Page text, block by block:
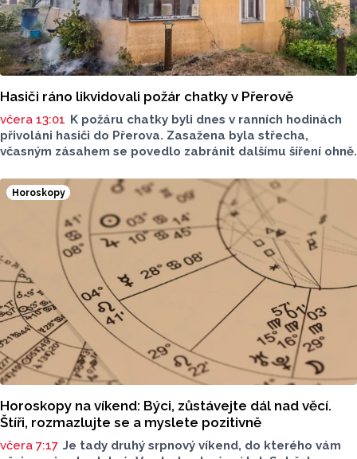
Hasiči ráno likvidovali požár chatky v Přerově
včera 13:01 K požáru chatky byli dnes v ranních hodinách
přivoláni hasiči do Přerova. Zasažena byla střecha,
včasným zásahem se povedlo zabránit dalšímu šíření ohně.
Horoskopy
Horoskopy na víkend: Býci, zůstávejte dál nad věcí.
Štíři, rozmazlujte se a myslete pozitivně
včera 7:17 Je tady druhý srpnový víkend, do kterého vám